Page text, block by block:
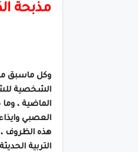
مذبحة
وكل ماسبق من
الشخصية
الماضية ،
العصبي
هذه الظروف ،
التربية